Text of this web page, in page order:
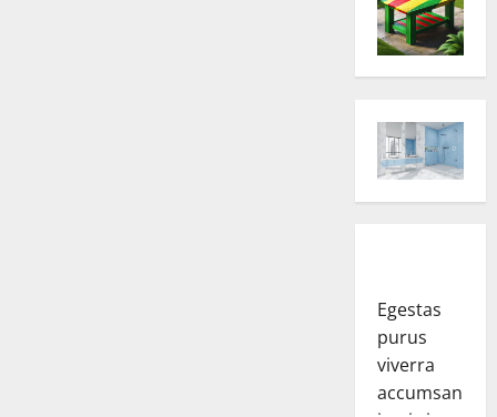
Egestas
purus
viverra
accumsan